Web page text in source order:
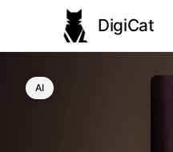
DigiCat
AI